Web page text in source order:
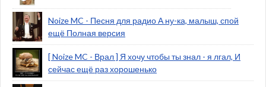
Noize MC - Песня для радио А ну-ка, малыш, спой
ещё Полная версия
[ Noize MC - Врал ] Я хочу чтобы ты знал - я лгал, И
сейчас ещё раз хорошенько